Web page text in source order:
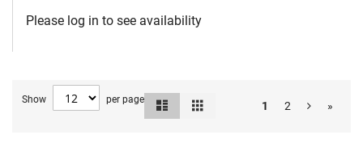
Please log in to see availability
Show per page 1 2 »
View